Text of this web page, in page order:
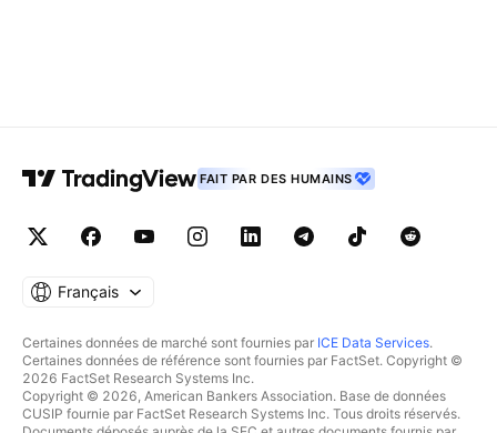
FAIT PAR DES HUMAINS
Français
Certaines données de marché sont fournies par ICE Data Services.
Certaines données de référence sont fournies par FactSet. Copyright ©
2026 FactSet Research Systems Inc.
Copyright © 2026, American Bankers Association. Base de données
CUSIP fournie par FactSet Research Systems Inc. Tous droits réservés.